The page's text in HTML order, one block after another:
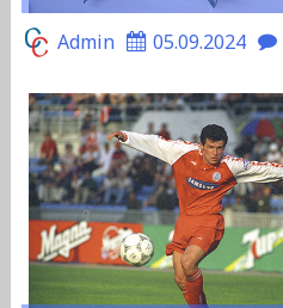
Admin 05.09.2024